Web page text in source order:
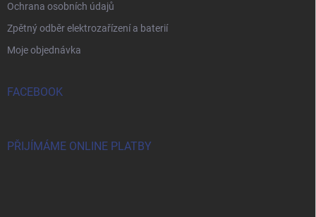
Ochrana osobních údajů
Zpětný odběr elektrozařízení a baterií
Moje objednávka
FACEBOOK
PŘIJÍMÁME ONLINE PLATBY